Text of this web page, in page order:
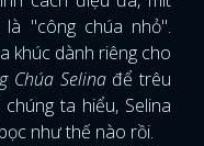
"công chúa nhỏ".
khúc dành riêng cho
Chúa Selina để trêu
ta hiểu, Selina
như thế nào rồi.